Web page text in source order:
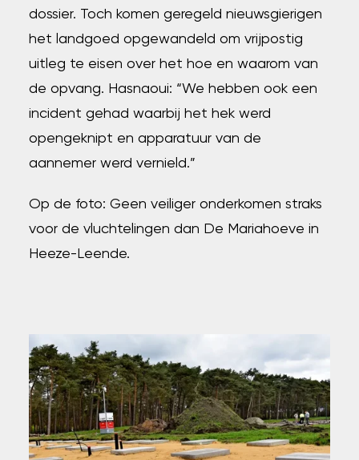
dossier. Toch komen geregeld nieuwsgierigen
het landgoed opgewandeld om vrijpostig
uitleg te eisen over het hoe en waarom van
de opvang. Hasnaoui: “We hebben ook een
incident gehad waarbij het hek werd
opengeknipt en apparatuur van de
aannemer werd vernield.”
Op de foto: Geen veiliger onderkomen straks
voor de vluchtelingen dan De Mariahoeve in
Heeze-Leende.